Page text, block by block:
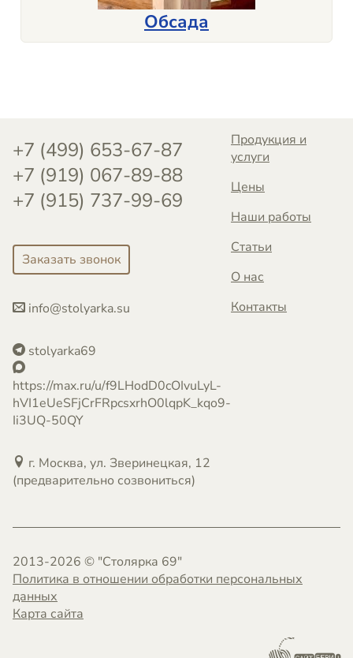
Обсада
Продукция и
услуги
Цены
Наши работы
Статьи
О нас
Контакты
+7 (499) 653-67-87
+7 (919) 067-89-88
+7 (915) 737-99-69
Заказать звонок
info@stolyarka.su
stolyarka69
https://max.ru/u/f9LHodD0cOIvuLyL-
hVI1eUeSFjCrFRpcsxrhO0lqpK_kqo9-
Ii3UQ-50QY
г. Москва, ул. Зверинецкая, 12
(предварительно созвониться)
2013-2026 © "Столярка 69"
Политика в отношении обработки персональных
данных
Карта сайта